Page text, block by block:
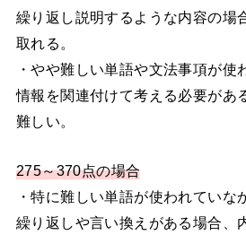
繰り返し説明するような内容の場
取れる。
・やや難しい単語や文法事項が使
情報を関連付けて考える必要があ
難しい。
275～370点の場合
・特に難しい単語が使われていな
繰り返しや言い換えがある場合、